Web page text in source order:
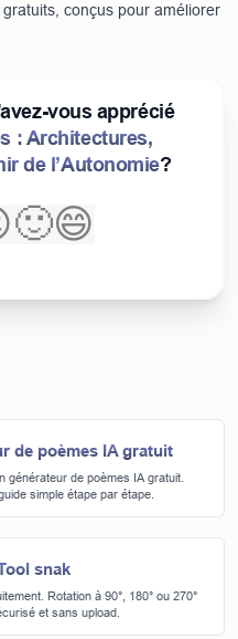
conçus pour améliorer
vous apprécié
: Architectures,
de l’Autonomie?
🙂😄
de poèmes IA gratuit
générateur de poèmes IA gratuit.
simple étape par étape.
snak
Rotation à 90°, 180° ou 270°
et sans upload.